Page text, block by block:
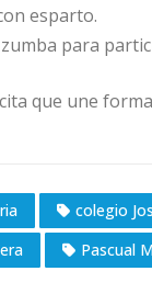
esparto.
para
que une
colegio
Pascual